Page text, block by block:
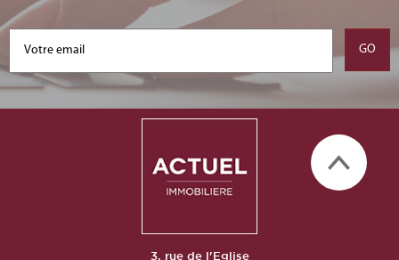
3, rue de l'Eglise